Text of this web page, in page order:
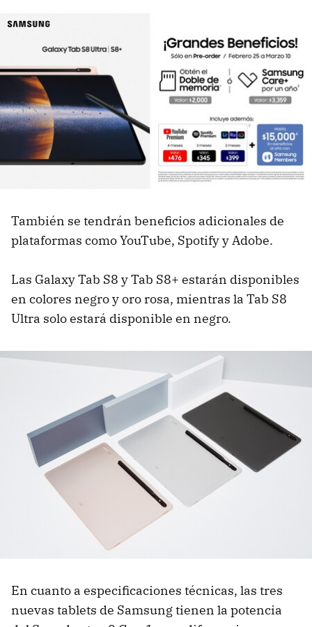
También se tendrán beneficios adicionales de
plataformas como YouTube, Spotify y Adobe.
Las Galaxy Tab S8 y Tab S8+ estarán disponibles
en colores negro y oro rosa, mientras la Tab S8
Ultra solo estará disponible en negro.
En cuanto a especificaciones técnicas, las tres
nuevas tablets de Samsung tienen la potencia